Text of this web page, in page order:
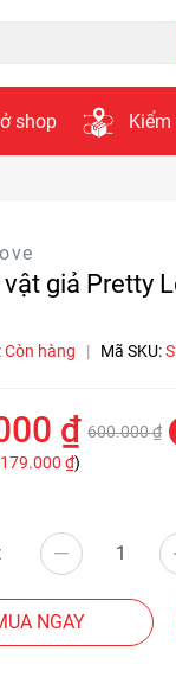
shop
giả Pretty
Còn hàng | Mã SKU:
₫ 600.000 ₫
179.000 ₫)
NGAY